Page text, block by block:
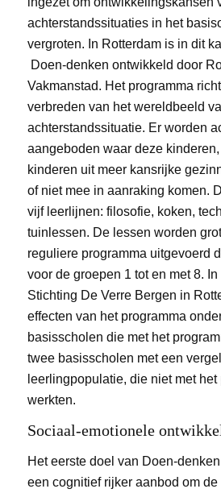
achterstandssituaties in het
vergroten. In Rotterdam is in dit
Doen-denken ontwikkeld door
Vakmanstad. Het programma
verbreden van het wereldbeeld
achterstandssituatie. Er worden
aangeboden waar deze
kinderen uit meer kansrijke
of niet mee in aanraking komen.
vijf leerlijnen: filosofie, koken,
tuinlessen. De lessen worden
reguliere programma uitgevoerd
voor de groepen 1 tot en met 8.
Stichting De Verre Bergen in
effecten van het programma
basisscholen die met het
twee basisscholen met een
leerlingpopulatie, die niet met het
werkten.
Sociaal-emotionele
Het eerste doel van Doen-
een cognitief rijker aanbod om